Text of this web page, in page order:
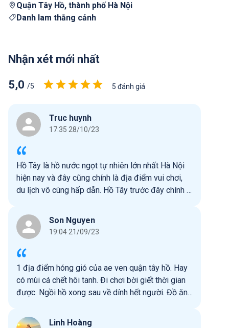
Quận Tây Hồ, thành phố Hà Nội
Danh lam thắng cảnh
Nhận xét mới nhất
5,0 /5 5 đánh giá
Truc huynh
17:35 28/10/23
Hồ Tây là hồ nước ngọt tự nhiên lớn nhất Hà Nội
hiện nay và đây cũng chính là địa điểm vui chơi,
du lịch vô cùng hấp dẫn. Hồ Tây trước đây chính là
ngưng đọng và đổi dòng của sông, hồ đã trở
thành hồ nước tự nhiên lớn nhất trong khu vực nội
thành Hà Nội
Son Nguyen
19:04 21/09/23
1 địa điểm hóng gió của ae ven quận tây hồ. Hay
có mùi cá chết hôi tanh. Đi chơi bời giết thời gian
được. Ngồi hồ xong sau về dính hết người. Đồ ăn
vỉa hè.
Linh Hoàng